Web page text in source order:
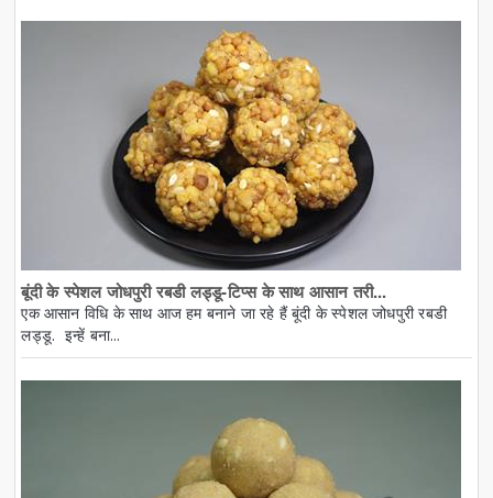
बूंदी के स्पेशल जोधपुरी रबडी लड्डू-टिप्स के साथ आसान तरी...
एक आसान विधि के साथ आज हम बनाने जा रहे हैं बूंदी के स्पेशल जोधपुरी रबडी
लड्डू. इन्हें बना...